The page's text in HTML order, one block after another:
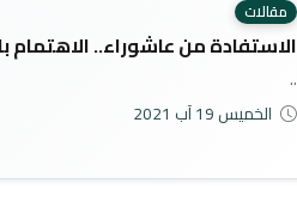
مقالات
الاستفادة من عاشوراء.. الاهتمام
..
الخميس 19 آب 2021